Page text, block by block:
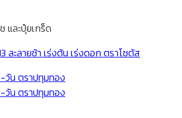
และปุ๋ยเกร็ด
ละลายช้า เร่งต้น เร่งดอก ตราโซตัส